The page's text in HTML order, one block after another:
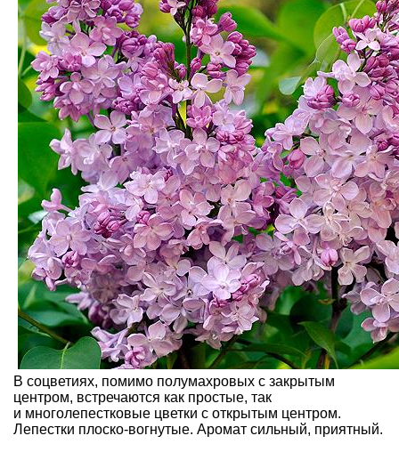
В соцветиях, помимо полумахровых с закрытым
центром, встречаются как простые, так
и многолепестковые цветки с открытым центром.
Лепестки плоско-вогнутые. Аромат сильный, приятный.